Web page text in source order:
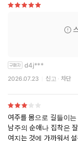
d4j***
2026.07.23 신고 차단
여주를 몸으로 길들이
남주의 순애나 집착은
여지는 것에 가까워서